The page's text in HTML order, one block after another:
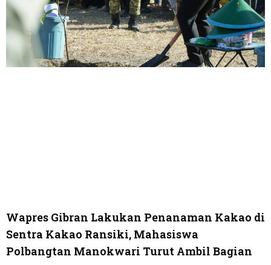
Wapres Gibran Lakukan Penanaman Kakao di
Sentra Kakao Ransiki, Mahasiswa
Polbangtan Manokwari Turut Ambil Bagian